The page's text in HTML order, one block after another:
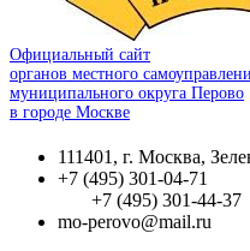
Официальный сайт
органов местного
муниципального округа Перово
в городе Москве
111401, г. Москва,
+7 (495) 301-04-71
+7 (495) 301-44-37
mo-perovo@mail.ru